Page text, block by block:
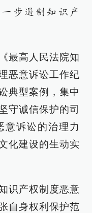
步遏制知识产
最高人民法院知
恶意诉讼工作纪
典型案例，集中
守诚信保护的司
意诉讼的治理力
化建设的生动实
识产权制度恶意
自身权利保护范